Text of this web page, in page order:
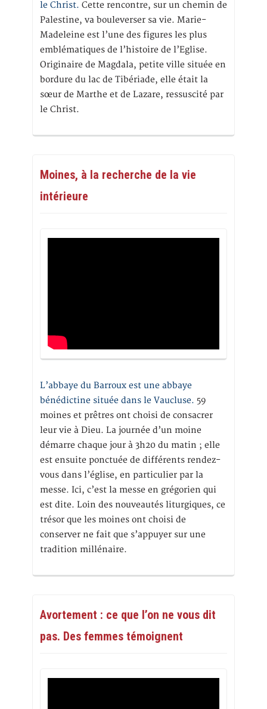
le Christ. Cette rencontre, sur un chemin de
Palestine, va bouleverser sa vie. Marie-
Madeleine est l’une des figures les plus
emblématiques de l’histoire de l’Eglise.
Originaire de Magdala, petite ville située en
bordure du lac de Tibériade, elle était la
sœur de Marthe et de Lazare, ressuscité par
le Christ.
Moines, à la recherche de la vie
intérieure
L’abbaye du Barroux est une abbaye
bénédictine située dans le Vaucluse. 59
moines et prêtres ont choisi de consacrer
leur vie à Dieu. La journée d’un moine
démarre chaque jour à 3h20 du matin ; elle
est ensuite ponctuée de différents rendez-
vous dans l’église, en particulier par la
messe. Ici, c’est la messe en grégorien qui
est dite. Loin des nouveautés liturgiques, ce
trésor que les moines ont choisi de
conserver ne fait que s’appuyer sur une
tradition millénaire.
Avortement : ce que l’on ne vous dit
pas. Des femmes témoignent